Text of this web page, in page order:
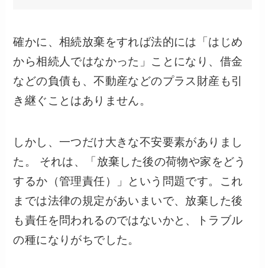
確かに、相続放棄をすれば法的には「はじめ
から相続人ではなかった」ことになり、借金
などの負債も、不動産などのプラス財産も引
き継ぐことはありません。
しかし、一つだけ大きな不安要素がありまし
た。 それは、「放棄した後の荷物や家をどう
するか（管理責任）」という問題です。これ
までは法律の規定があいまいで、放棄した後
も責任を問われるのではないかと、トラブル
の種になりがちでした。